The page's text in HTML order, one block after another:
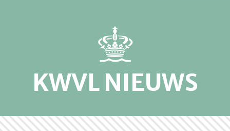
KWVL NIEUWS